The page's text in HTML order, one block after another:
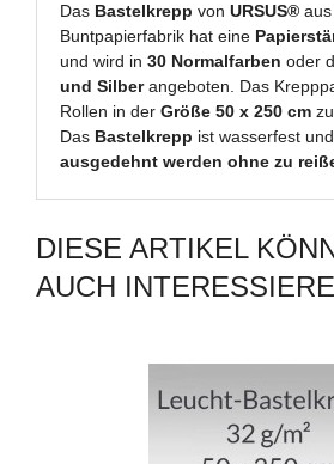
Das Bastelkrepp vonURSUS®
Buntpapierfabrik hat eine
und wird in30 Normalfarben oder
und Silberangeboten. Das
Rollen in derGröße 50 x 250 cm
Das Bastelkrepp ist wasserfest
ausgedehnt werden ohne zu
DIESE ARTIKEL
AUCH